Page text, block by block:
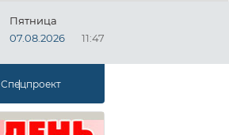
Пятница
07.08.2026
11:47
Спецпроект